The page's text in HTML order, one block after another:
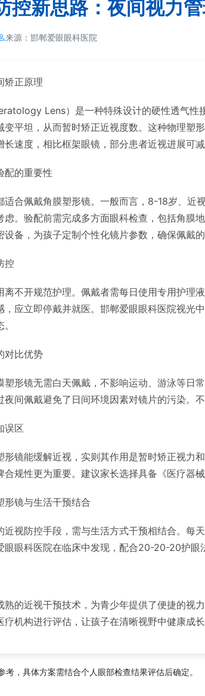
控新思路：夜间视力
来源： 邯郸爱眼眼科医院
矫正原理
Lens）是一种特殊设计的硬性透气性
变平坦，从而暂时矫正近视度数。这种物理塑
速度，相比框架眼镜，部分患者近视进展可
配的重要性
适合佩戴角膜塑形镜。一般而言，8-18岁、
虑。验配前需完成多方面眼科检查，包括角膜
备，为孩子定制个性化镜片参数，确保佩戴的
控
离不开规范护理。佩戴者需每日使用专用护理
，应立即停戴并就医。邯郸爱眼眼科医院视光
对比优势
塑形镜无需白天佩戴，不影响运动、游泳等日
夜间佩戴避免了日间环境因素对镜片的污染。
误区
形镜能缓解近视，实则其作用是暂时矫正视力
规性更为重要。建议家长选择具备《医疗器
形镜与生活干预结合
近视防控手段，需与生活方式干预相结合。每
眼眼科医院在临床中发现，配合20-20-20护
熟的近视干预技术，为青少年提供了便捷的视
机构进行评估，让孩子在清晰视野中健康成长
考，具体方案需结合个人眼部检查结果评估后确定。